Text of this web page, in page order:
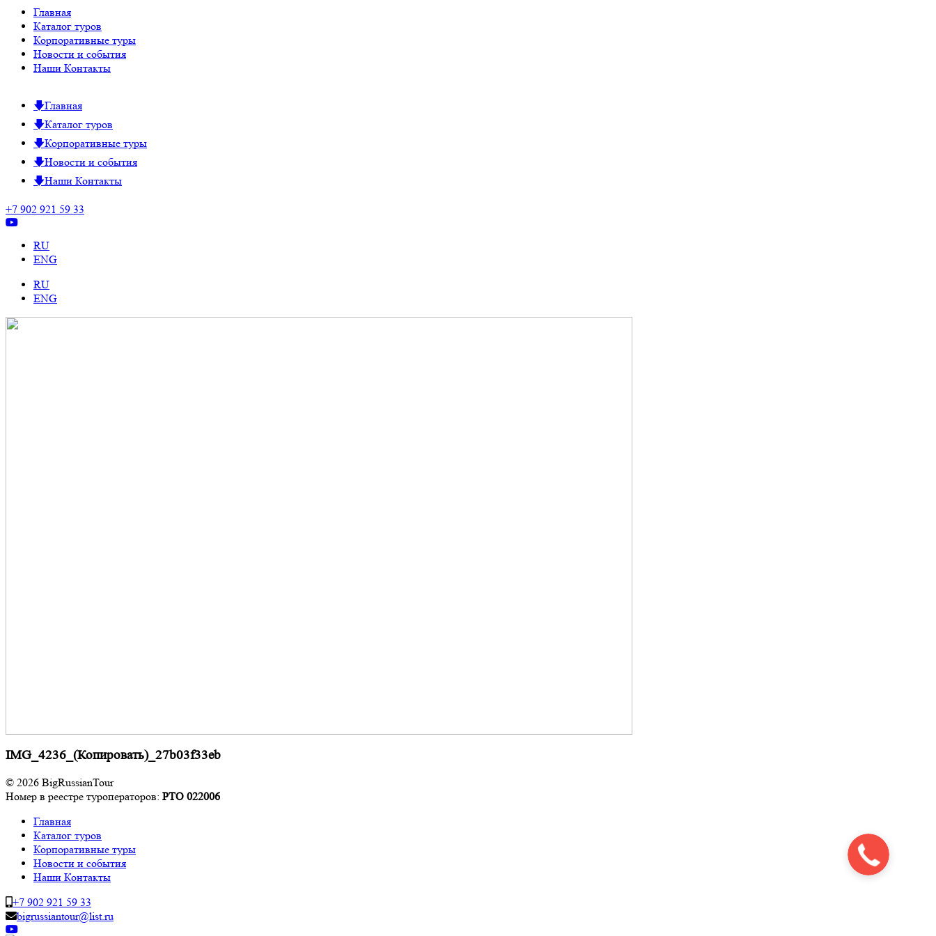
Главная
Каталог туров
Корпоративные туры
Новости и события
Наши Контакты
Главная
Каталог туров
Корпоративные туры
Новости и события
Наши Контакты
+7 902 921 59 33
RU
ENG
RU
ENG
IMG_4236_(Копировать)_27b03f33eb
© 2026 BigRussianTour
Номер в реестре туроператоров: РТО 022006
Главная
Каталог туров
Корпоративные туры
Новости и события
Наши Контакты
+7 902 921 59 33
bigrussiantour@list.ru